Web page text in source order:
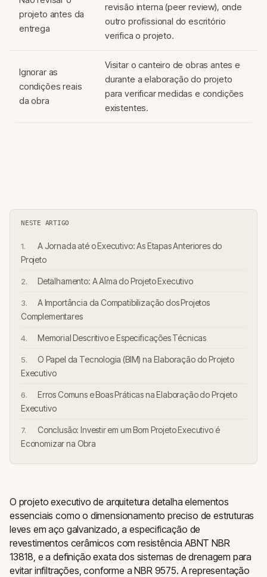
projeto antes da
entrega
revisão interna (peer review), onde
outro profissional do escritório
verifica o projeto.
Ignorar as
condições reais
da obra
Visitar o canteiro de obras antes e
durante a elaboração do projeto
para verificar medidas e condições
existentes.
NESTE ARTIGO
A Jornada até o Executivo: As Etapas Anteriores do
Projeto
Detalhamento: A Alma do Projeto Executivo
A Importância da Compatibilização dos Projetos
Complementares
Memorial Descritivo e Especificações Técnicas
O Papel da Tecnologia (BIM) na Elaboração do Projeto
Executivo
Erros Comuns e Boas Práticas na Elaboração do Projeto
Executivo
Conclusão: Investir em um Bom Projeto Executivo é
Economizar na Obra
O projeto executivo de arquitetura detalha elementos
essenciais como o dimensionamento preciso de estruturas
leves em aço galvanizado, a especificação de
revestimentos cerâmicos com resistência ABNT NBR
13818, e a definição exata dos sistemas de drenagem para
evitar infiltrações, conforme a NBR 9575. A representação